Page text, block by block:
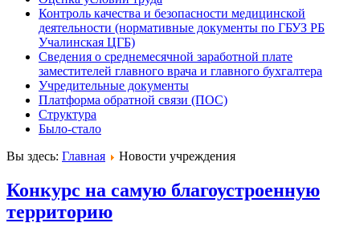
Контроль качества и безопасности медицинской
деятельности (нормативные документы по ГБУЗ РБ
Учалинская ЦГБ)
Сведения о среднемесячной заработной плате
заместителей главного врача и главного бухгалтера
Учредительные документы
Платформа обратной связи (ПОС)
Структура
Было-стало
Вы здесь: Главная Новости учреждения
Конкурс на самую благоустроенную
территорию